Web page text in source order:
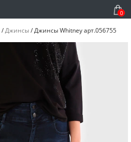
0
/Джинсы/Джинсы Whitney арт.056755